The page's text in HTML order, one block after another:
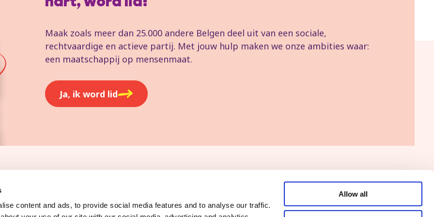
content and ads, to provide social media features and to analyse our traffic.
Allow all
Maak zoals meer dan 25.000 andere Belgen deel uit van een sociale,
rechtvaardige en actieve partij. Met jouw hulp maken we onze ambities waar:
een maatschappij op mensenmaat.
Ja, ik word lid
Vers le site PTB